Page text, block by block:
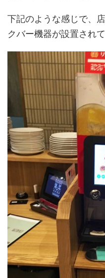
下記のような感じで、
クバー機器が設置されて